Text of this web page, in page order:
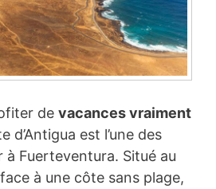
de vacances vraiment
d’Antigua est l’une des
Fuerteventura. Situé au
à une côte sans plage,